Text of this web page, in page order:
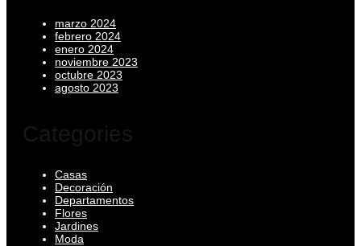
marzo 2024
febrero 2024
enero 2024
noviembre 2023
octubre 2023
agosto 2023
Categories
Casas
Decoración
Departamentos
Flores
Jardines
Moda